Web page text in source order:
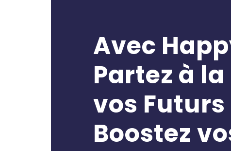
Avec
Partez à
vos
Boostez